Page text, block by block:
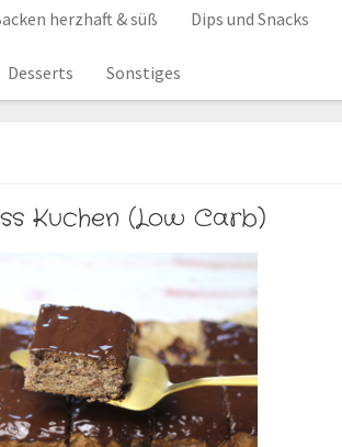
herzhaft & süß Dips und Snacks
Desserts Sonstiges
Kuchen (Low Carb)